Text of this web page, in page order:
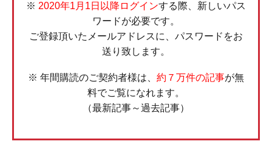
※ 2020年1月1日以降ログインする際、新しいパス
ワードが必要です。
ご登録頂いたメールアドレスに、パスワードをお
送り致します。
※ 年間購読のご契約者様は、 約７万件の記事が無
料でご覧になれます。
（最新記事～過去記事）